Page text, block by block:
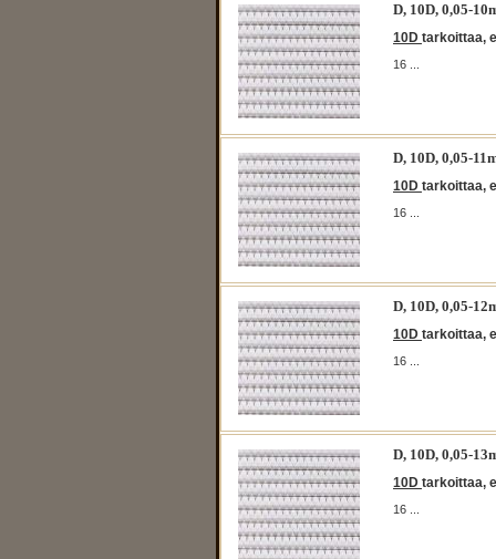
D, 10D, 0,05-
10D tarkoittaa,
16 ...
D, 10D, 0,05-
10D tarkoittaa,
16 ...
D, 10D, 0,05-
10D tarkoittaa,
16 ...
D, 10D, 0,05-
10D tarkoittaa,
16 ...